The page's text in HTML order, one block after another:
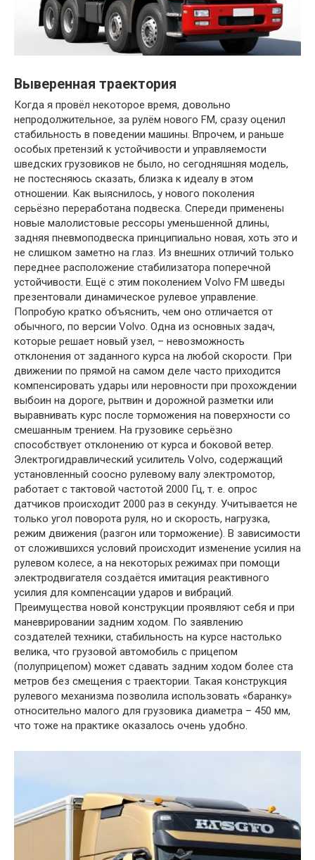
Выверенная траектория
Когда я провёл некоторое время, довольно
непродолжительное, за рулём нового FM, сразу оценил
стабильность в поведении машины. Впрочем, и раньше
особых претензий к устойчивости и управляемости
шведских грузовиков не было, но сегодняшняя модель,
не постесняюсь сказать, близка к идеалу в этом
отношении. Как выяснилось, у нового поколения
серьёзно переработана подвеска. Спереди применены
новые малолистовые рессоры уменьшенной длины,
задняя пневмоподвеска принципиально новая, хоть это и
не слишком заметно на глаз. Из внешних отличий только
переднее расположение стабилизатора поперечной
устойчивости. Ещё с этим поколением Volvo FM шведы
презентовали динамическое рулевое управление.
Попробую кратко объяснить, чем оно отличается от
обычного, по версии Volvo. Одна из основных задач,
которые решает новый узел, – невозможность
отклонения от заданного курса на любой скорости. При
движении по прямой на самом деле часто приходится
компенсировать удары или неровности при прохождении
выбоин на дороге, рытвин и дорожной разметки или
выравнивать курс после торможения на поверхности со
смешанным трением. На грузовике серьёзно
способствует отклонению от курса и боковой ветер.
Электрогидравлический усилитель Volvo, содержащий
установленный соосно рулевому валу электромотор,
работает с тактовой частотой 2000 Гц, т. е. опрос
датчиков происходит 2000 раз в секунду. Учитывается не
только угол поворота руля, но и скорость, нагрузка,
режим движения (разгон или торможение). В зависимости
от сложившихся условий происходит изменение усилия на
рулевом колесе, а на некоторых режимах при помощи
электродвигателя создаётся имитация реактивного
усилия для компенсации ударов и вибраций.
Преимущества новой конструкции проявляют себя и при
маневрировании задним ходом. По заявлению
создателей техники, стабильность на курсе настолько
велика, что грузовой автомобиль с прицепом
(полуприцепом) может сдавать задним ходом более ста
метров без смещения с траектории. Такая конструкция
рулевого механизма позволила использовать «баранку»
относительно малого для грузовика диаметра – 450 мм,
что тоже на практике оказалось очень удобно.